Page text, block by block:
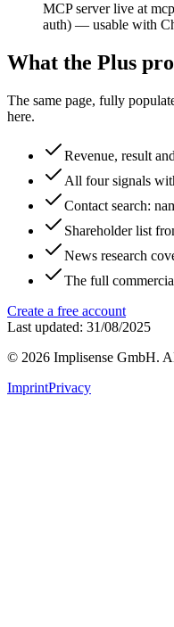
MCP server live at
auth) — usable with
What the Plus
The same page, fully
here.
Revenue, result
All four signals
Contact search:
Shareholder list
News research
The full
Create a free account
Last updated: 31/08/2025
© 2026 Implisense GmbH.
ImprintPrivacy